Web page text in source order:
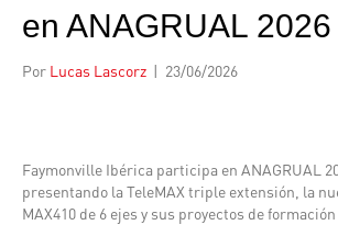
en ANAGRUAL
Por Lucas Lascorz | 23/06/2026
Faymonville Ibérica participa en ANAGRUAL
presentando la TeleMAX triple extensión, la
MAX410 de 6 ejes y sus proyectos de